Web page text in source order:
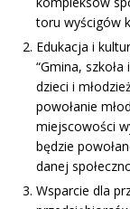
toru wyścigów
Edukacja i
“Gmina,
dzieci i
powołanie
miejscowości
będzie
danej
Wsparcie dla